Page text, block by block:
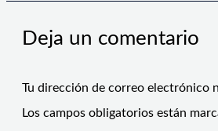
Deja un comentario
Tu dirección de correo electrónico
Los campos obligatorios están